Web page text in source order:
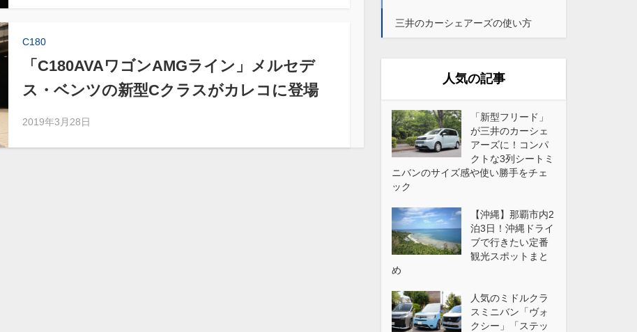
C180
「C180AVAワゴンAMGライン」メルセデ
ス・ベンツの新型Cクラスがカレコに登場
2019年3月28日
三井のカーシェアーズの使い方
人気の記事
「新型フリード」
が三井のカーシェ
アーズに！コンパ
クトな3列シートミ
ニバンのサイズ感や使い勝手をチェ
ック
【沖縄】那覇市内2
泊3日！沖縄ドライ
ブで行きたい定番
観光スポットまと
め
人気のミドルクラ
スミニバン「ヴォ
クシー」「ステッ